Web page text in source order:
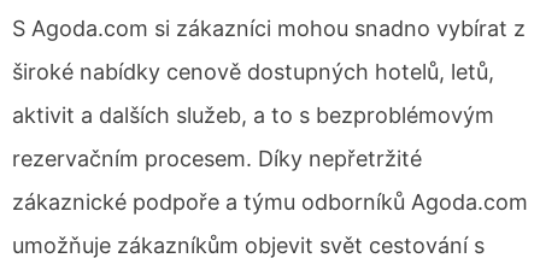
S Agoda.com si zákazníci mohou snadno vybírat z
široké nabídky cenově dostupných hotelů, letů,
aktivit a dalších služeb, a to s bezproblémovým
rezervačním procesem. Díky nepřetržité
zákaznické podpoře a týmu odborníků Agoda.com
umožňuje zákazníkům objevit svět cestování s